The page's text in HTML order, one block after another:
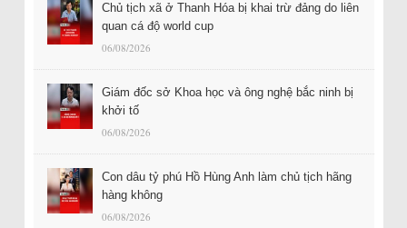
Chủ tịch xã ở Thanh Hóa bị khai trừ đảng do liên
quan cá độ world cup
06/08/2026
Giám đốc sở Khoa học và ông nghệ bắc ninh bị
khởi tố
06/08/2026
Con dâu tỷ phú Hồ Hùng Anh làm chủ tịch hãng
hàng không
06/08/2026